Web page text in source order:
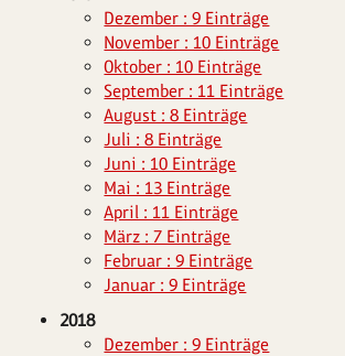
Dezember : 9 Einträge
November : 10 Einträge
Oktober : 10 Einträge
September : 11 Einträge
August : 8 Einträge
Juli : 8 Einträge
Juni : 10 Einträge
Mai : 13 Einträge
April : 11 Einträge
März : 7 Einträge
Februar : 9 Einträge
Januar : 9 Einträge
2018
Dezember : 9 Einträge